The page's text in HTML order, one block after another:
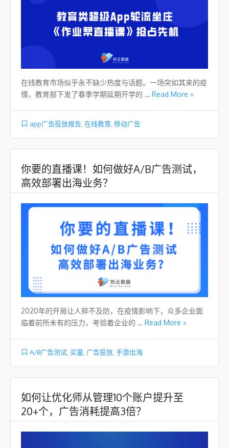
在线教育市场似乎永不缺少热度与话题。一场突如其来的疫
情，教育部下发了春季学期延期开学的 … Read More »
app广告投放报告 在线教育 移动广告
你要的直播课！如何做好A/B广告测试，
高效部署出海业务？
2020年的开局让人猝不及防，在疫情影响下，众多企业面
临着前所未有的压力，考验着企业的 … Read More »
A/B广告测试 买量 广告投放 手游出海
如何让优化师从管理10个账户提升至
20+个，广告消耗提高3倍？